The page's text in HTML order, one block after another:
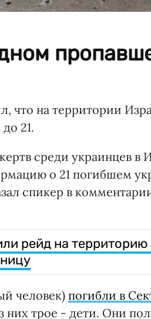
на территории
21.
среди украинцев в
о 21 погибшем
спикер в
рейд на
человек) погибли в
них трое - дети. Они